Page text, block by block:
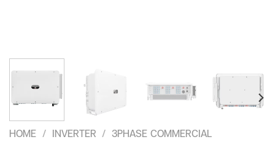
HOME / INVERTER / 3PHASE COMMERCIAL